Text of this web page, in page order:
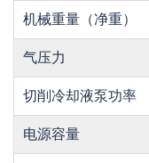
机械重量（净重）
气压力
切削冷却液泵功率
电源容量